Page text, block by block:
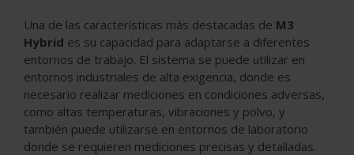
Una de las características más destacadas de M3
Hybrid es su capacidad para adaptarse a diferentes
entornos de trabajo. El sistema se puede utilizar en
entornos industriales de alta exigencia, donde es
necesario realizar mediciones en condiciones adversas,
como altas temperaturas, vibraciones y polvo, y
también puede utilizarse en entornos de laboratorio
donde se requieren mediciones precisas y detalladas.